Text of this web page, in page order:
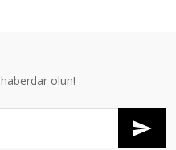
olun!